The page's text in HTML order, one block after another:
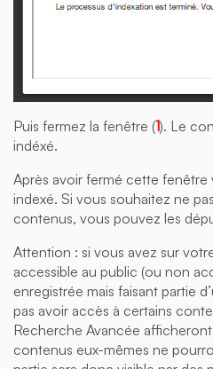
Puis fermez la fenêtre (1). Le
indéxé.
Après avoir fermé cette
indexé. Si vous souhaitez ne
contenus, vous pouvez les
Attention : si vous avez sur
accessible au public (ou non
enregistrée mais faisant partie
pas avoir accès à certains
Recherche Avancée afficheront
contenus eux-mêmes ne